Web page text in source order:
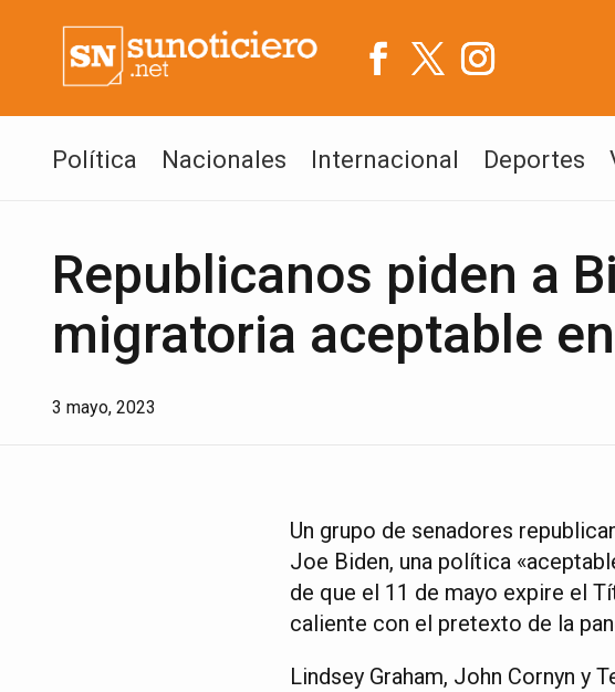
Política Nacionales Internacional Deportes
Republicanos piden a
migratoria aceptable
3 mayo, 2023
Un grupo de senadores
Joe Biden, una política
de que el 11 de mayo expire el
caliente con el pretexto de la
Lindsey Graham, John Cornyn y